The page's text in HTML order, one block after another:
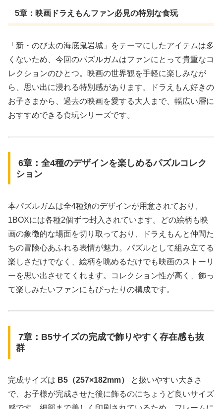
5章：映画ドラえもんファン必見の特別な食玩
「新・のび太の海底鬼岩城」をテーマにしたアイテムは多
くないため、今回のパズルガムはファンにとって貴重なコ
レクションのひとつ。映画の世界観を手軽に楽しみなが
ら、思い出に浸れる特別感があります。ドラえもん好きの
お子さまから、過去の映画を愛する大人まで、幅広い層に
おすすめできる食玩シリーズです。
6章：全4種のデザインを楽しめるパズルコレク
ション
本パズルガムは全4種類のデザインが用意されており、
1BOXには各種2個ずつ封入されています。どの絵柄も映
画の象徴的な場面を切り取っており、ドラえもんと仲間た
ちの冒険心あふれる表情が魅力。パズルとして組み立てる
楽しさだけでなく、絵柄を眺めるだけでも映画のストーリ
ーを思い出させてくれます。コレクション性が高く、飾っ
て楽しみたいファンにもぴったりの構成です。
7章：B5サイズの完成で飾りやすく存在感も抜
群
完成サイズは B5（257×182mm）
と扱いやすい大きさ
で、お子様が完成させた後に飾るのにちょうど良いサイズ